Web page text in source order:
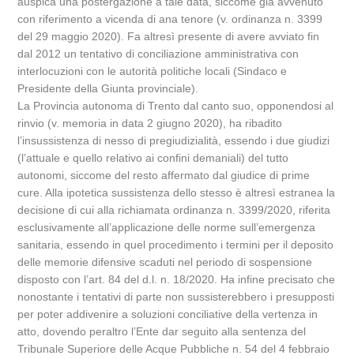
con riferimento a vicenda di ana tenore (v. ordinanza n. 3399
del 29 maggio 2020). Fa altresì presente di avere avviato fin
dal 2012 un tentativo di conciliazione amministrativa con
interlocuzioni con le autorità politiche locali (Sindaco e
Presidente della Giunta provinciale).
La Provincia autonoma di Trento dal canto suo, opponendosi al
rinvio (v. memoria in data 2 giugno 2020), ha ribadito
l’insussistenza di nesso di pregiudizialità, essendo i due giudizi
(l’attuale e quello relativo ai confini demaniali) del tutto
autonomi, siccome del resto affermato dal giudice di prime
cure. Alla ipotetica sussistenza dello stesso è altresì estranea la
decisione di cui alla richiamata ordinanza n. 3399/2020, riferita
esclusivamente all’applicazione delle norme sull’emergenza
sanitaria, essendo in quel procedimento i termini per il deposito
delle memorie difensive scaduti nel periodo di sospensione
disposto con l’art. 84 del d.l. n. 18/2020. Ha infine precisato che
nonostante i tentativi di parte non sussisterebbero i presupposti
per poter addivenire a soluzioni conciliative della vertenza in
atto, dovendo peraltro l’Ente dar seguito alla sentenza del
Tribunale Superiore delle Acque Pubbliche n. 54 del 4 febbraio